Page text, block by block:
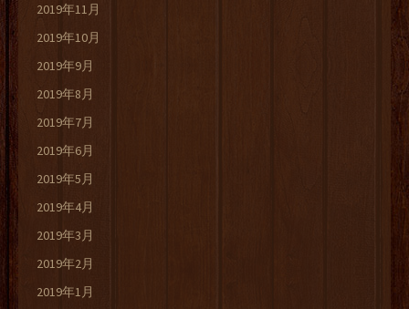
2019年11月
2019年10月
2019年9月
2019年8月
2019年7月
2019年6月
2019年5月
2019年4月
2019年3月
2019年2月
2019年1月